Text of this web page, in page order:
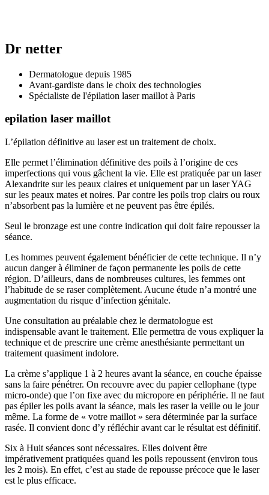
Dr netter
Dermatologue depuis 1985
Avant-gardiste dans le choix des technologies
Spécialiste de l'épilation laser maillot à Paris
epilation laser maillot
L’épilation définitive au laser est un traitement de choix.
Elle permet l’élimination définitive des poils à l’origine de ces
imperfections qui vous gâchent la vie. Elle est pratiquée par un laser
Alexandrite sur les peaux claires et uniquement par un laser YAG
sur les peaux mates et noires. Par contre les poils trop clairs ou roux
n’absorbent pas la lumière et ne peuvent pas être épilés.
Seul le bronzage est une contre indication qui doit faire repousser la
séance.
Les hommes peuvent également bénéficier de cette technique. Il n’y
aucun danger à éliminer de façon permanente les poils de cette
région. D’ailleurs, dans de nombreuses cultures, les femmes ont
l’habitude de se raser complètement. Aucune étude n’a montré une
augmentation du risque d’infection génitale.
Une consultation au préalable chez le dermatologue est
indispensable avant le traitement. Elle permettra de vous expliquer la
technique et de prescrire une crème anesthésiante permettant un
traitement quasiment indolore.
La crème s’applique 1 à 2 heures avant la séance, en couche épaisse
sans la faire pénétrer. On recouvre avec du papier cellophane (type
micro-onde) que l’on fixe avec du micropore en périphérie. Il ne faut
pas épiler les poils avant la séance, mais les raser la veille ou le jour
même. La forme de « votre maillot » sera déterminée par la surface
rasée. Il convient donc d’y réfléchir avant car le résultat est définitif.
Six à Huit séances sont nécessaires. Elles doivent être
impérativement pratiquées quand les poils repoussent (environ tous
les 2 mois). En effet, c’est au stade de repousse précoce que le laser
est le plus efficace.